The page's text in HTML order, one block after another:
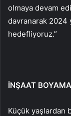
olmaya devam
davranarak 2024
hedefliyoruz.”
İNŞAAT
Küçük yaşlardan